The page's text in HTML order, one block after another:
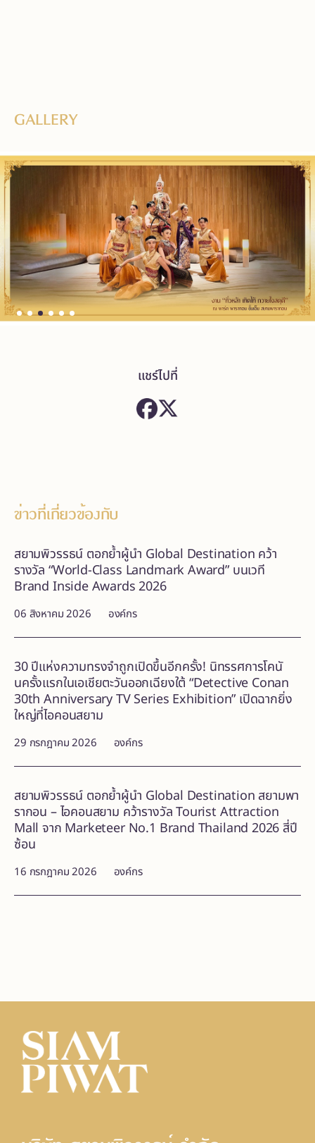
GALLERY
แชร์ไปที่
ข่าวที่เกี่ยวข้องกับ
06 สิงหาคม 2026 องค์กร
สยามพิวรรธน์ ตอกย้ำผู้นำ Global Destination คว้า
รางวัล “World-Class Landmark Award” บนเวที
Brand Inside Awards 2026
29 กรกฎาคม 2026 องค์กร
30 ปีแห่งความทรงจำถูกเปิดขึ้นอีกครั้ง! นิทรรศการโคนั
นครั้งแรกในเอเชียตะวันออกเฉียงใต้ “Detective Conan
30th Anniversary TV Series Exhibition” เปิดฉากยิ่ง
ใหญ่ที่ไอคอนสยาม
16 กรกฎาคม 2026 องค์กร
สยามพิวรรธน์ ตอกย้ำผู้นำ Global Destination สยามพา
รากอน – ไอคอนสยาม คว้ารางวัล Tourist Attraction
Mall จาก Marketeer No.1 Brand Thailand 2026 สี่ปี
ซ้อน